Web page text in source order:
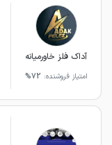
آداک فلز خاورمیانه
امتیاز فروشنده: 72%